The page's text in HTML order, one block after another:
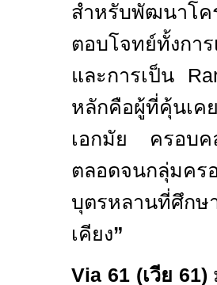
สำหรับพัฒนาโค
ตอบโจทย์ทั้งกา
และการเป็น
หลักคือผู้ที่คุ้นเค
เอกมัย ครอบค
ตลอดจนกลุ่มคร
บุตรหลานที่ศึกษ
เคียง”
Via 61 (เวีย 61)